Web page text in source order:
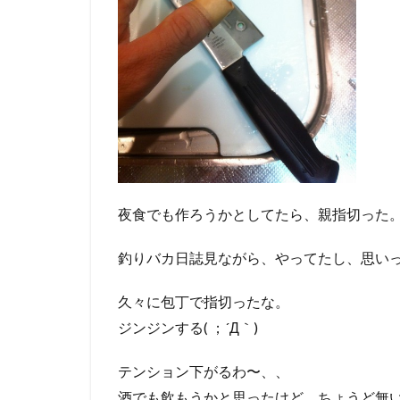
夜食でも作ろうかとしてたら、親指切った。
釣りバカ日誌見ながら、やってたし、思い
久々に包丁で指切ったな。
ジンジンする( ；´Д｀)
テンション下がるわ〜、、